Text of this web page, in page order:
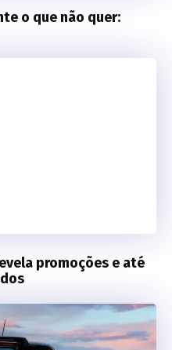
o que não quer:
promoções e até